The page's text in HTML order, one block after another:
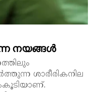
നയങ്ങൾ
ശാരീരികനില